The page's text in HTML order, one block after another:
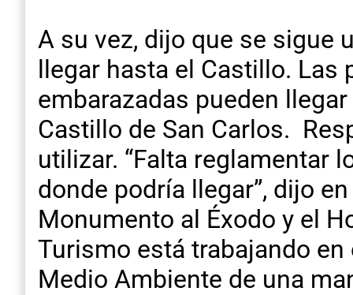
A su vez, dijo que se sigue
llegar hasta el Castillo.
embarazadas pueden
Castillo de San Carlos.
utilizar. “Falta reglamentar
donde podría llegar”, dijo
Monumento al Éxodo y el
Turismo está trabajando
Medio Ambiente de una